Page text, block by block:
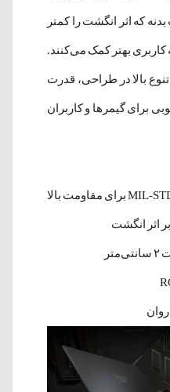
که اثر انگشت را کمتر
بهتر کمک می‌کنند.
بالا در طراحی، قدرت
برای گیمرها و کاربران
اثر انگشت
روان